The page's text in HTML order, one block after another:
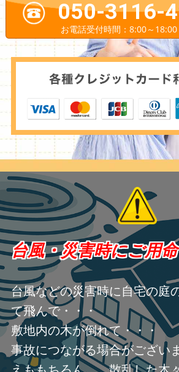
050-3116-
お電話受付時間：8:00～
台風・災害時にご用
台風などの災害時に自宅の庭
て飛んで・・・
敷地内の木が倒れて・・・
事故につながる場合がござい